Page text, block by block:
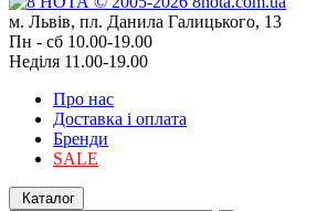
м. Львів, пл. Данила Галицького, 13
Пн - сб 10.00-19.00
Неділя 11.00-19.00
Про нас
Доставка і оплата
Бренди
SALE
Каталог